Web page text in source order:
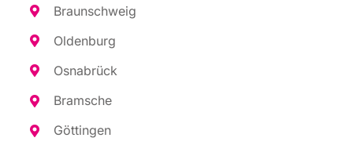
Braun­schweig
Olden­burg
Osna­brück
Bram­sche
Göt­tin­gen